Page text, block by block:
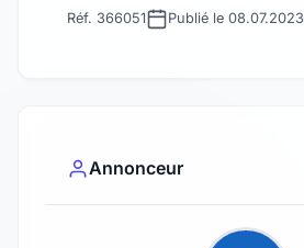
Réf. 366051 Publié le 08.07.2023
Annonceur